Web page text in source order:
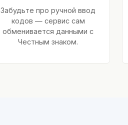
Забудьте про ручной ввод
кодов — сервис сам
обменивается данными с
Честным знаком.